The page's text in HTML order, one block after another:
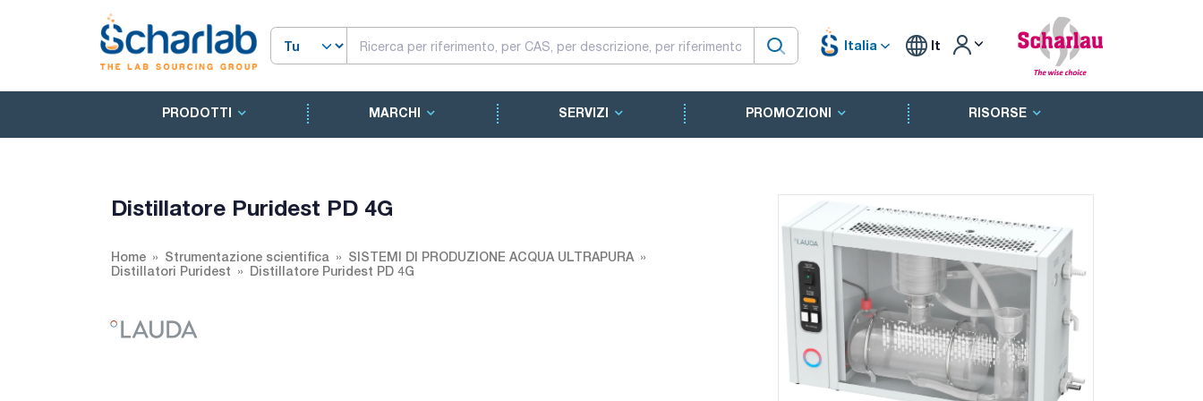
Italia It
PRODOTTI MARCHI SERVIZI PROMOZIONI RISORSE
Distillatore Puridest PD 4G
Home Strumentazione scientifica
SISTEMI DI PRODUZIONE ACQUA ULTRAPURA
Distillatori Puridest
Distillatore Puridest PD 4G